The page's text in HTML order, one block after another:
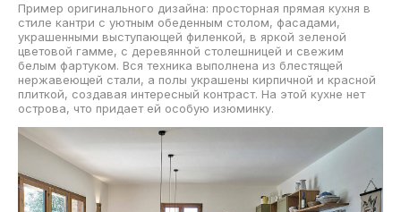
Пример оригинального дизайна: просторная прямая кухня в
стиле кантри с уютным обеденным столом, фасадами,
украшенными выступающей филенкой, в яркой зеленой
цветовой гамме, с деревянной столешницей и свежим
белым фартуком. Вся техника выполнена из блестящей
нержавеющей стали, а полы украшены кирпичной и красной
плиткой, создавая интересный контраст. На этой кухне нет
острова, что придает ей особую изюминку.